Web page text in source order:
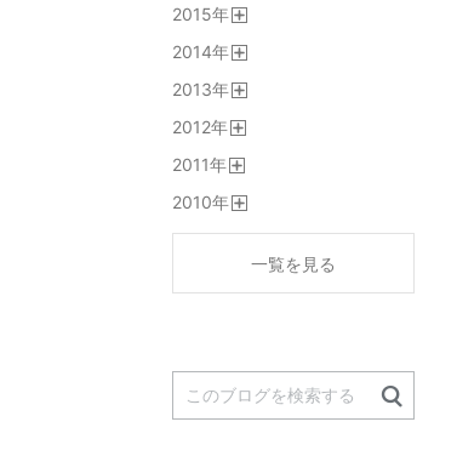
2015年
2014年
2013年
2012年
2011年
2010年
一覧を見る